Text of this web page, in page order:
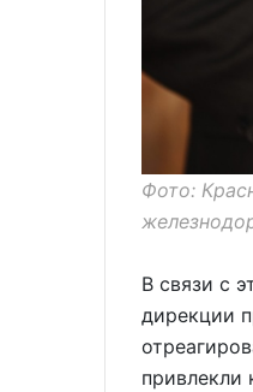
Фото:
В связи с
дирекции
привлекли